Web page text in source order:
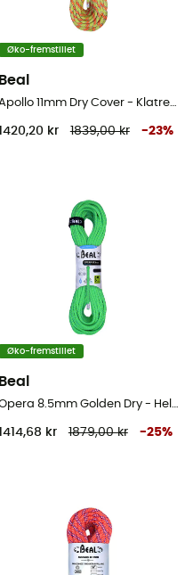
Øko-fremstillet
Beal
1420,20 kr 1839,00 kr -23%
Øko-fremstillet
Beal
1414,68 kr 1879,00 kr -25%